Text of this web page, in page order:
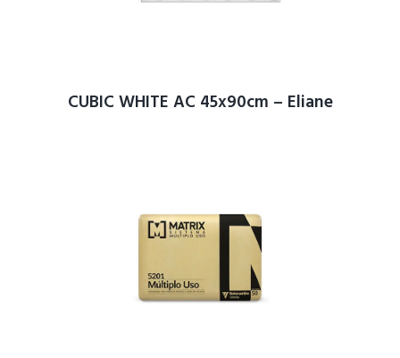
CUBIC WHITE AC 45x90cm – Eliane